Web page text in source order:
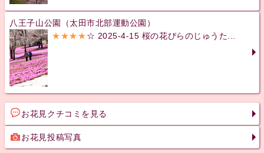
八王子山公園（太田市北部運動公園）
★★★★☆ 2025-4-15 桜の花びらのじゅうた...
お花見クチコミを見る
お花見投稿写真